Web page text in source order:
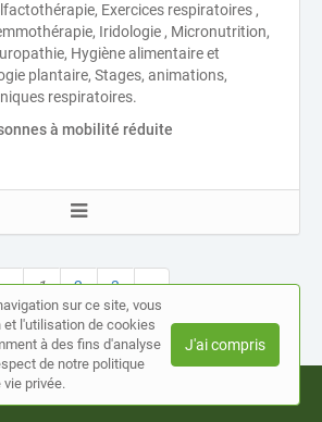
Exercices respiratoires ,
Iridologie , Micronutrition,
Hygiène alimentaire et
plantaire, Stages, animations,
respiratoires.
à mobilité réduite
« 1 2 3 »
sur ce site, vous
l'utilisation de cookies
à des fins d'analyse
de notre politique
privée.
J'ai compris